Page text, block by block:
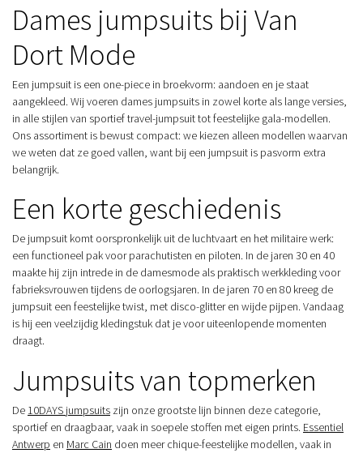
Dames jumpsuits bij Van
Dort Mode
Een jumpsuit is een one-piece in broekvorm: aandoen en je staat
aangekleed. Wij voeren dames jumpsuits in zowel korte als lange versies,
in alle stijlen van sportief travel-jumpsuit tot feestelijke gala-modellen.
Ons assortiment is bewust compact: we kiezen alleen modellen waarvan
we weten dat ze goed vallen, want bij een jumpsuit is pasvorm extra
belangrijk.
Een korte geschiedenis
De jumpsuit komt oorspronkelijk uit de luchtvaart en het militaire werk:
een functioneel pak voor parachutisten en piloten. In de jaren 30 en 40
maakte hij zijn intrede in de damesmode als praktisch werkkleding voor
fabrieksvrouwen tijdens de oorlogsjaren. In de jaren 70 en 80 kreeg de
jumpsuit een feestelijke twist, met disco-glitter en wijde pijpen. Vandaag
is hij een veelzijdig kledingstuk dat je voor uiteenlopende momenten
draagt.
Jumpsuits van topmerken
De 10DAYS jumpsuits zijn onze grootste lijn binnen deze categorie,
sportief en draagbaar, vaak in soepele stoffen met eigen prints. Essentiel
Antwerp en Marc Cain doen meer chique-feestelijke modellen, vaak in